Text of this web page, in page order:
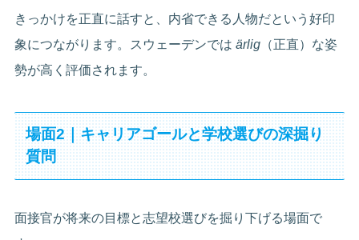
きっかけを正直に話すと、内省できる人物だという好印
象につながります。スウェーデンではärlig （正直）な姿
勢が高く評価されます。
場面2｜キャリアゴールと学校選びの深掘り
質問
面接官が将来の目標と志望校選びを掘り下げる場面で